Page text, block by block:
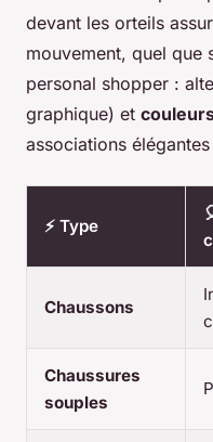
devant les orteils
mouvement, quel que
personal shopper :
graphique) et
associations
⚡ Type
Chaussons
Chaussures
souples